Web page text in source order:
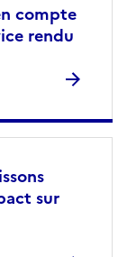
compte
rendu
sur